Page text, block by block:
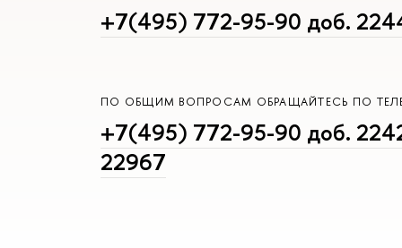
+7(495) 772-95-90 доб.
ПО ОБЩИМ ВОПРОСАМ ОБРАЩАЙТЕСЬ ПО
+7(495) 772-95-90 доб.
22967